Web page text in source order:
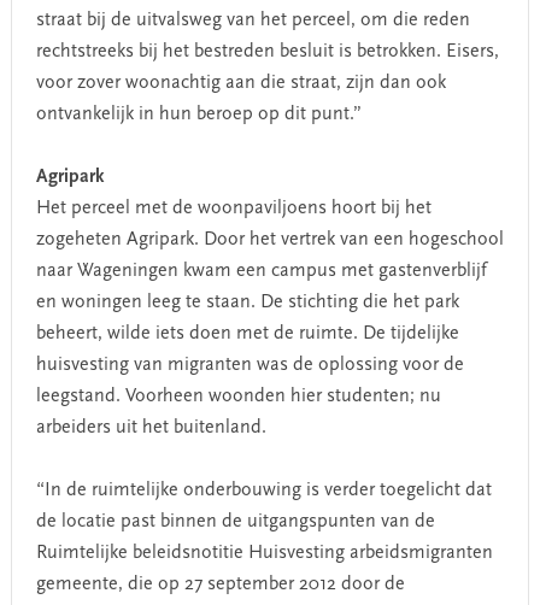
straat bij de uitvalsweg van het perceel, om die reden
rechtstreeks bij het bestreden besluit is betrokken. Eisers,
voor zover woonachtig aan die straat, zijn dan ook
ontvankelijk in hun beroep op dit punt.”
Agripark
Het perceel met de woonpaviljoens hoort bij het
zogeheten Agripark. Door het vertrek van een hogeschool
naar Wageningen kwam een campus met gastenverblijf
en woningen leeg te staan. De stichting die het park
beheert, wilde iets doen met de ruimte. De tijdelijke
huisvesting van migranten was de oplossing voor de
leegstand. Voorheen woonden hier studenten; nu
arbeiders uit het buitenland.
“In de ruimtelijke onderbouwing is verder toegelicht dat
de locatie past binnen de uitgangspunten van de
Ruimtelijke beleidsnotitie Huisvesting arbeidsmigranten
gemeente, die op 27 september 2012 door de